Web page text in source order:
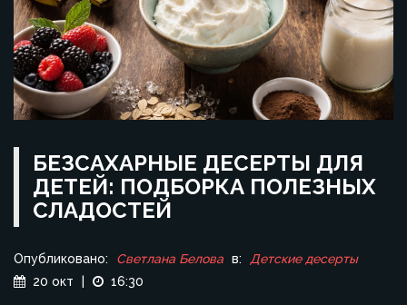
БЕЗСАХАРНЫЕ ДЕСЕРТЫ ДЛЯ
ДЕТЕЙ: ПОДБОРКА ПОЛЕЗНЫХ
СЛАДОСТЕЙ
Опубликовано: Светлана Белова в:
Детские десерты
20 окт
16:30